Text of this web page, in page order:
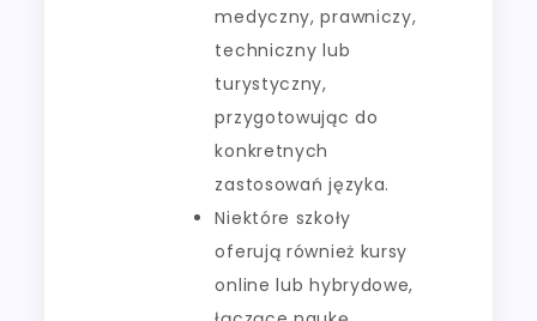
medyczny, prawniczy,
techniczny lub
turystyczny,
przygotowując do
konkretnych
zastosowań języka.
Niektóre szkoły
oferują również kursy
online lub hybrydowe,